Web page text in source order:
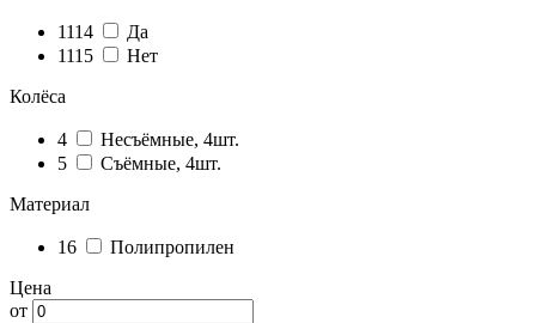
1114
Да
1115
Нет
Колёса
4
Несъёмные, 4шт.
5
Съёмные, 4шт.
Материал
16
Полипропилен
Цена
от